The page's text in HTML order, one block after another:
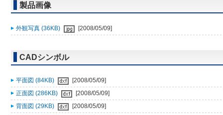
製品画像
外観写真 (36KB) [2008/05/09]
CADシンボル
平面図 (84KB)
[2008/05/09]
正面図 (286KB)
[2008/05/09]
背面図 (29KB)
[2008/05/09]